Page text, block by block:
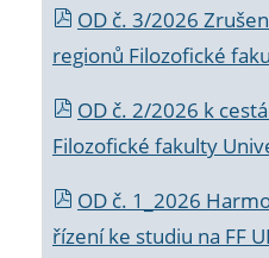
OD č. 3/2026
regionů Filozofické
OD č. 2/2026 k
Filozofické fakulty
OD č. 1_2026
řízení ke studiu na FF